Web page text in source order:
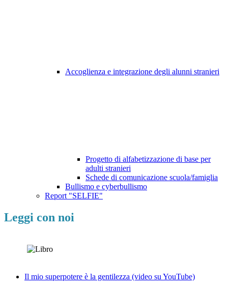
Accoglienza e integrazione degli alunni stranieri
Progetto di alfabetizzazione di base per
adulti stranieri
Schede di comunicazione scuola/famiglia
Bullismo e cyberbullismo
Report "SELFIE"
Leggi con noi
Il mio superpotere è la gentilezza (video su YouTube)